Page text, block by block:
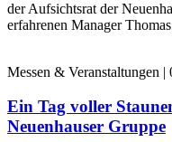
der Aufsichtsrat der
erfahrenen Manager
Messen & Veranstaltungen |
Ein Tag voller
Neuenhauser Gruppe